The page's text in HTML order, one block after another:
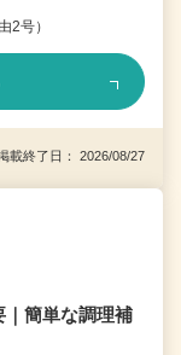
2号）
終了日： 2026/08/27
｜簡単な調理補